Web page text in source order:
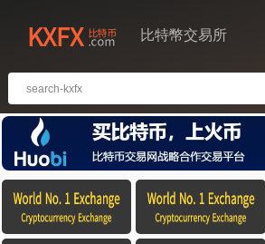
比特幣交易所